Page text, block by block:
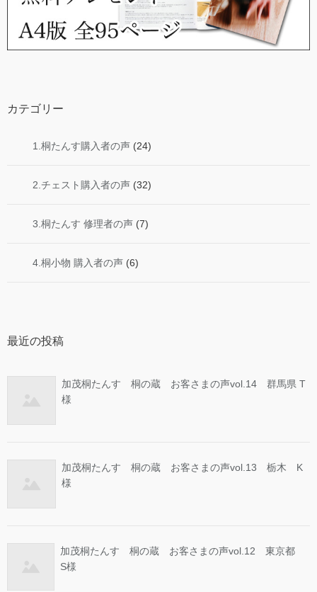
カテゴリー
1.桐たんす購入者の声 (24)
2.チェスト購入者の声 (32)
3.桐たんす 修理者の声 (7)
4.桐小物 購入者の声 (6)
最近の投稿
加茂桐たんす 桐の蔵 お客さまの声vol.14 群馬県 T
様
加茂桐たんす 桐の蔵 お客さまの声vol.13 栃木 K
様
加茂桐たんす 桐の蔵 お客さまの声vol.12 東京都
S様